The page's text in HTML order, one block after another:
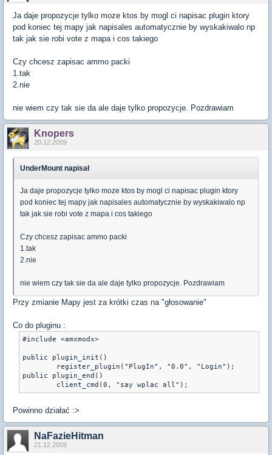
Ja daje propozycje tylko moze ktos by mogl ci napisac plugin ktory
pod koniec tej mapy jak napisales automatycznie by wyskakiwalo np
tak jak sie robi vote z mapa i cos takiego
Czy chcesz zapisac ammo packi
1.tak
2.nie
nie wiem czy tak sie da ale daje tylko propozycje. Pozdrawiam
Knopers
20.12.2009
UnderMount napisał
Ja daje propozycje tylko moze ktos by mogl ci napisac plugin ktory
pod koniec tej mapy jak napisales automatycznie by wyskakiwalo np
tak jak sie robi vote z mapa i cos takiego
Czy chcesz zapisac ammo packi
1.tak
2.nie
nie wiem czy tak sie da ale daje tylko propozycje. Pozdrawiam
Przy zmianie Mapy jest za krótki czas na "głosowanie"
Co do pluginu :
#include <amxmodx>
public plugin_init()
public plugin_end()
	client_cmd(0, "say wplac all");
Powinno działać :>
NaFazieHitman
21.12.2009